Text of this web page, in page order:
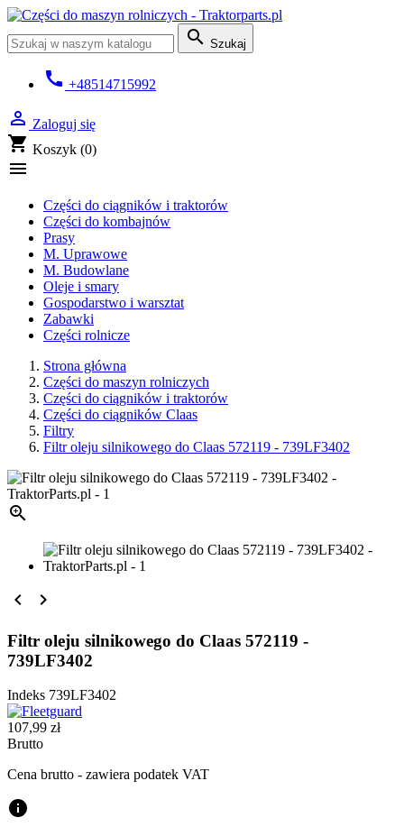
 Szukaj
call +48514715992
 Zaloguj się
shopping_cart Koszyk (0)

Części do ciągników i traktorów
Części do kombajnów
Prasy
M. Uprawowe
M. Budowlane
Oleje i smary
Gospodarstwo i warsztat
Zabawki
Części rolnicze
Strona główna
Części do maszyn rolniczych
Części do ciągników i traktorów
Części do ciągników Claas
Filtry
Filtr oleju silnikowego do Claas 572119 - 739LF3402

 
Filtr oleju silnikowego do Claas 572119 -
739LF3402
Indeks 739LF3402
107,99 zł
Brutto
Cena brutto - zawiera podatek VAT
info